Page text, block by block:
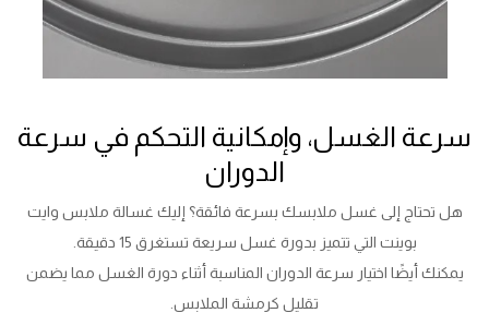
سرعة الغسل، وإمكانية التحكم في سرعة
الدوران
هل تحتاج إلى غسل ملابسك بسرعة فائقة؟ إليك غسالة ملابس وايت
بوينت التي تتميز بدورة غسل سريعة تستغرق 15 دقيقة.
يمكنك أيضًا اختيار سرعة الدوران المناسبة أثناء دورة الغسل مما يضمن
تقليل كرمشة الملابس.